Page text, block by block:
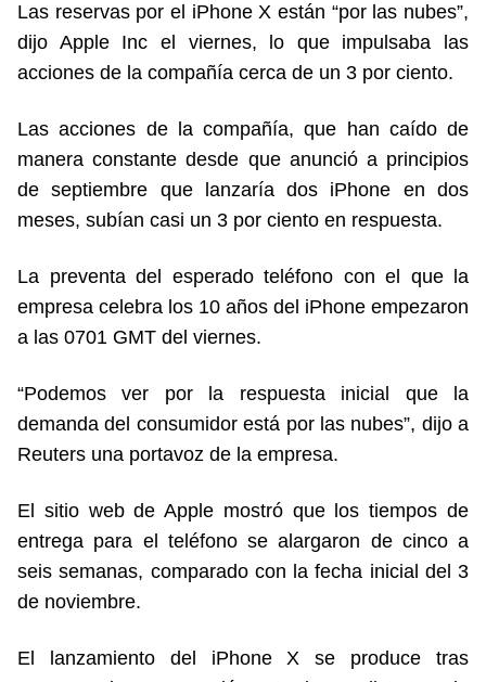
Las reservas por el iPhone X están “por las nubes”,
dijo Apple Inc el viernes, lo que impulsaba las
acciones de la compañía cerca de un 3 por ciento.
Las acciones de la compañía, que han caído de
manera constante desde que anunció a principios
de septiembre que lanzaría dos iPhone en dos
meses, subían casi un 3 por ciento en respuesta.
La preventa del esperado teléfono con el que la
empresa celebra los 10 años del iPhone empezaron
a las 0701 GMT del viernes.
“Podemos ver por la respuesta inicial que la
demanda del consumidor está por las nubes”, dijo a
Reuters una portavoz de la empresa.
El sitio web de Apple mostró que los tiempos de
entrega para el teléfono se alargaron de cinco a
seis semanas, comparado con la fecha inicial del 3
de noviembre.
El lanzamiento del iPhone X se produce tras